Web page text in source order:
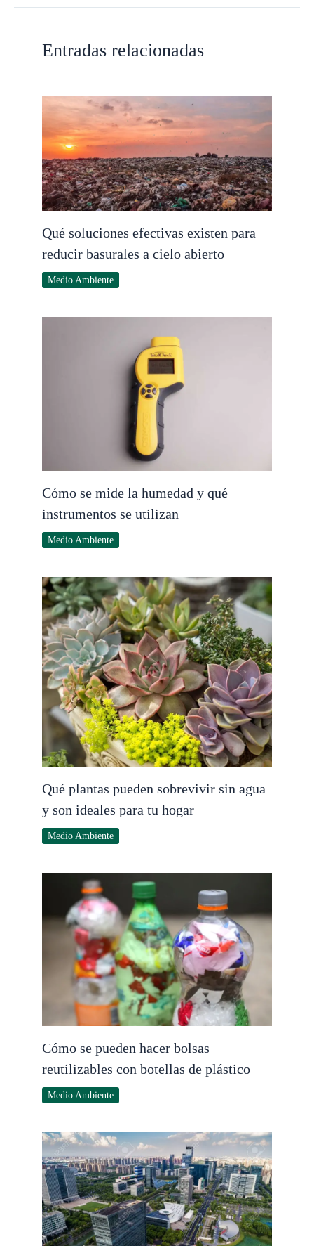
Entradas relacionadas
Qué soluciones efectivas existen para
reducir basurales a cielo abierto
Medio Ambiente
Cómo se mide la humedad y qué
instrumentos se utilizan
Medio Ambiente
Qué plantas pueden sobrevivir sin agua
y son ideales para tu hogar
Medio Ambiente
Cómo se pueden hacer bolsas
reutilizables con botellas de plástico
Medio Ambiente